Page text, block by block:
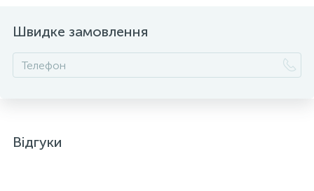
Швидке замовлення
Відгуки